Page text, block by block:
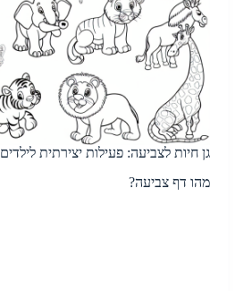
גן חיות לצביעה: פעילות יצירתית לילדים
מהו דף צביעה?